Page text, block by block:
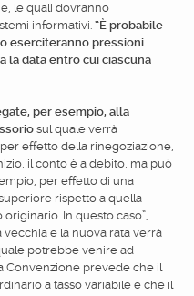
le quali dovranno
informativi. “È probabile
eserciteranno pressioni
la data entro cui ciascuna
per esempio, alla
sul quale verrà
effetto della rinegoziazione,
il conto è a debito, ma può
per effetto di una
rispetto a quella
In questo caso”,
vecchia e la nuova rata verrà
potrebbe venire ad
Convenzione prevede che il
a tasso variabile e che il